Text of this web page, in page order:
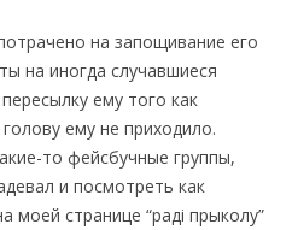
на запощивание его
на иногда случавшиеся
ему того как
ему не приходило.
то фейсбучные группы,
и посмотреть как
моей странице “радi прыколу”